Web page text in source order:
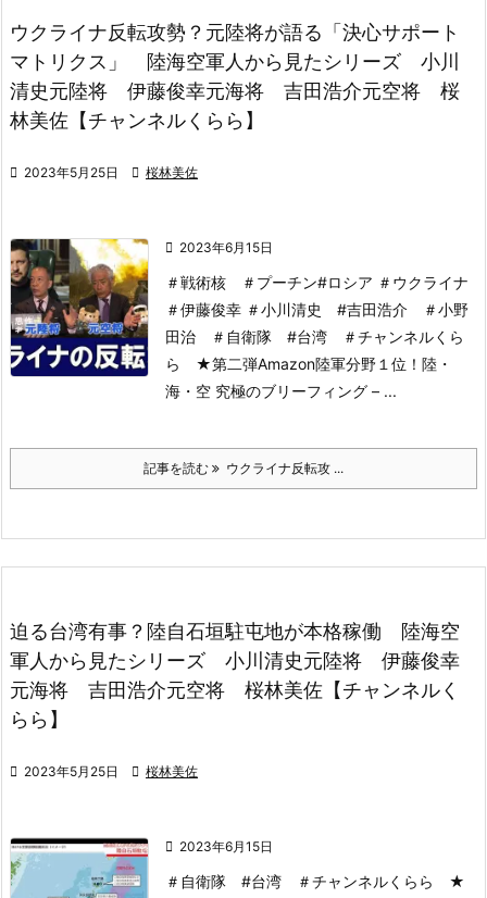
ウクライナ反転攻勢？元陸将が語る「決心サポート
マトリクス」 陸海空軍人から見たシリーズ 小川
清史元陸将 伊藤俊幸元海将 吉田浩介元空将 桜
林美佐【チャンネルくらら】
 2023年5月25日  桜林美佐
 2023年6月15日
＃戦術核 ＃プーチン#ロシア ＃ウクライナ
＃伊藤俊幸 ＃小川清史 #吉田浩介 ＃小野
田治 ＃自衛隊 #台湾 ＃チャンネルくら
ら ★第二弾Amazon陸軍分野１位！ 陸・
海・空 究極のブリーフィング – ...
記事を読む ウクライナ反転攻 ...
迫る台湾有事？陸自石垣駐屯地が本格稼働 陸海空
軍人から見たシリーズ 小川清史元陸将 伊藤俊幸
元海将 吉田浩介元空将 桜林美佐【チャンネルく
らら】
 2023年5月25日  桜林美佐
 2023年6月15日
＃自衛隊 #台湾 ＃チャンネルくらら ★